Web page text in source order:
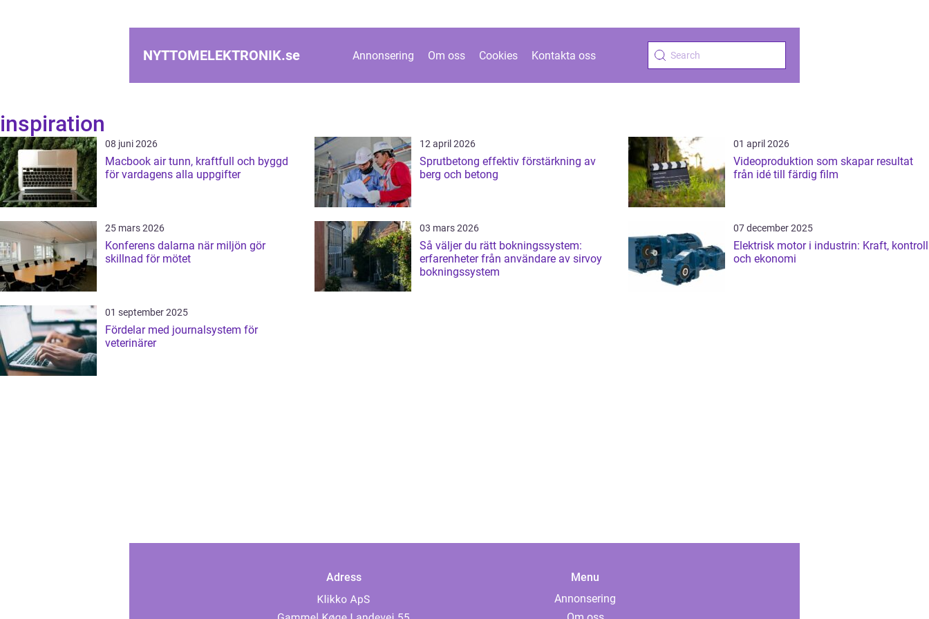
NYTTOMELEKTRONIK.se Annonsering Om oss Cookies Kontakta oss
inspiration
08 juni 2026
Macbook air tunn, kraftfull och byggd
för vardagens alla uppgifter
12 april 2026
Sprutbetong effektiv förstärkning av
berg och betong
01 april 2026
Videoproduktion som skapar resultat
från idé till färdig film
25 mars 2026
Konferens dalarna när miljön gör
skillnad för mötet
03 mars 2026
Så väljer du rätt bokningssystem:
erfarenheter från användare av sirvoy
bokningssystem
07 december 2025
Elektrisk motor i industrin: Kraft, kontroll
och ekonomi
01 september 2025
Fördelar med journalsystem för
veterinärer
Adress
Menu
Annonsering